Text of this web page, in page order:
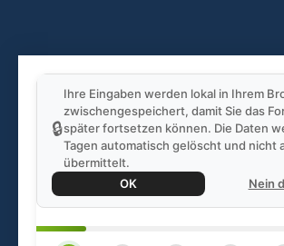
🔒
Ihre Eingaben werden lokal in Ihrem
zwischengespeichert, damit Sie das
später fortsetzen können. Die Daten
Tagen automatisch gelöscht und nicht
übermittelt.
OK
Nein